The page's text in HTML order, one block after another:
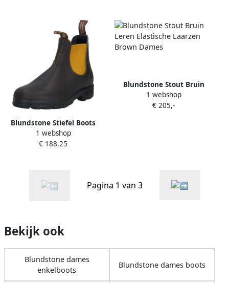
Blundstone Stiefel Boots
#1919 Elastic (500 Series)
Brown Mustard-7.5UK
1 webshop
€ 188,25
Blundstone Stout Bruin
Leren Elastische Laarzen
Brown Dames
1 webshop
€ 205,-
Pagina 1 van 3
Bekijk ook
Blundstone dames
enkelboots
Blundstone dames boots